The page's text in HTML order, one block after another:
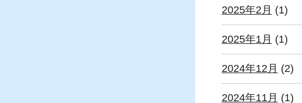
2025年2月 (1)
2025年1月 (1)
2024年12月 (2)
2024年11月 (1)